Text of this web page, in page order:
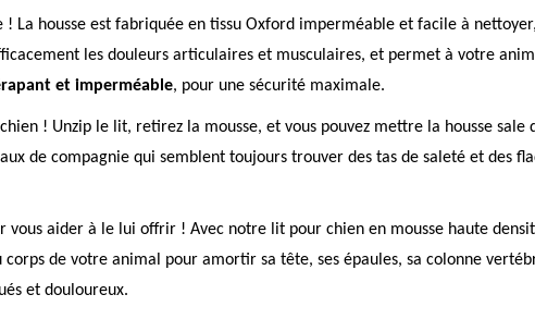
La housse est fabriquée en tissu Oxford imperméable et facile à
les douleurs articulaires et musculaires, et permet à votre
et imperméable, pour une sécurité maximale.
! Unzip le lit, retirez la mousse, et vous pouvez mettre la housse
de compagnie qui semblent toujours trouver des tas de saleté et des
aider à le lui offrir ! Avec notre lit pour chien en mousse haute
de votre animal pour amortir sa tête, ses épaules, sa colonne
et douloureux.